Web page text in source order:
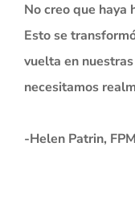
No creo que
Esto se
vuelta en
necesitamos
-Helen Patrin,